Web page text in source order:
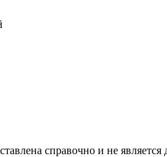
справочно и не